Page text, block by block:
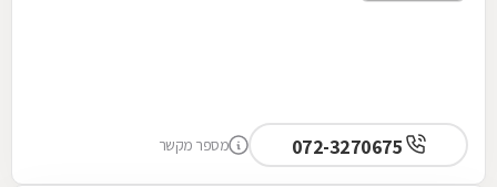
מספר מקשר